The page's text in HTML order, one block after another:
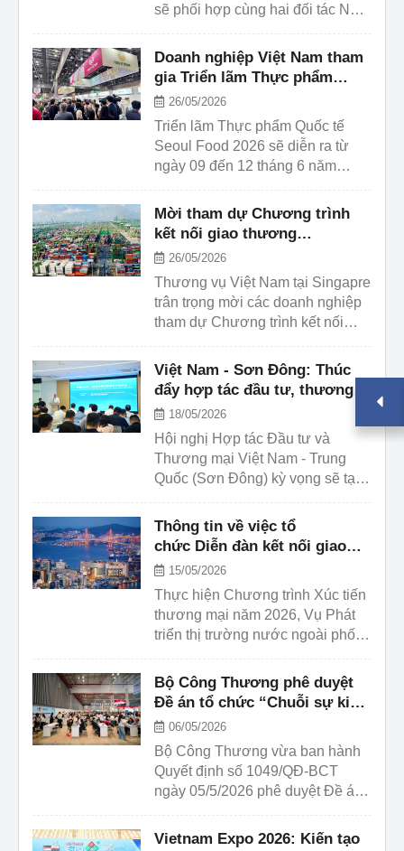
sẽ phối hợp cùng hai đối tác Nga
thương, quy tụ hơn 100 doanh
nghiệp hai nước.
Doanh nghiệp Việt Nam tham
gia Triển lãm Thực phẩm
Quốc tế Seoul Food 2026
26/05/2026
Triển lãm Thực phẩm Quốc tế
Seoul Food 2026 sẽ diễn ra từ
ngày 09 đến 12 tháng 6 năm
Quốc tế Hàn Quốc (KINTEX),
Seoul. Đây là một trong những
triển lãm chuyên ngành thực
phẩm có quy mô lớn và uy tín
hàng đầu châu Á, do Cơ quan
Xúc tiến thương mại và Đầu tư
Hàn Quốc (KOTRA) chủ trì, được
1983.
Mời tham dự Chương trình
kết nối giao thương
“Singapore - Vietnam and
Beyond: Building the
Regional Halal Value Chain”
26/05/2026
Thương vụ Việt Nam tại Singapre
trân trọng mời các doanh nghiệp
tham dự Chương trình kết nối
and Beyond: Building the
Regional Halal Value Chain”. Đây
là sự kiện được tổ chức thường
niên nhằm thúc đẩy phát triển
ngành công nghiệp Halal Việt
Nam và xúc tiến thương mại các
sản phẩm Việt Nam vào các thị
Việt Nam - Sơn Đông: Thúc
đẩy hợp tác đầu tư, thương
mại, mở rộng liên kết chuỗi
cung ứng khu vực
18/05/2026
Hội nghị Hợp tác Đầu tư và
Thương mại Việt Nam - Trung
Quốc (Sơn Đông) kỳ vọng sẽ tạo
mở ra các cơ hội hợp tác đầu tư -
thương mại thực chất giữa cộng
đồng doanh nghiệp Việt Nam và
Sơn Đông, góp phần thúc đẩy
quan hệ hợp tác kinh tế song
phương Việt Nam - Trung Quốc
phát triển ngày càng sâu rộng,
Thông tin về việc tổ
chức Diễn đàn kết nối giao
thương doanh nghiệp Việt
Nam – Hàn Quốc
15/05/2026
Thực hiện Chương trình Xúc tiến
thương mại năm 2026, Vụ Phát
triển thị trường nước ngoài phối
của Việt Nam, Hàn Quốc tổ
chức Đoàn doanh nghiệp Việt
Nam đi xúc tiến thương mại tại
thành phố Busan và các
tỉnh/thành phố khu vực miền
Nam, Hàn Quốc, cụ thể như sau:
Bộ Công Thương phê duyệt
Đề án tổ chức “Chuỗi sự kiện
kết nối chuỗi cung ứng hàng
hóa quốc tế 2026"
06/05/2026
Bộ Công Thương vừa ban hành
Quyết định số 1049/QĐ-BCT
ngày 05/5/2026 phê duyệt Đề án
chuỗi cung ứng hàng hóa quốc tế
Vietnam Expo 2026: Kiến tạo